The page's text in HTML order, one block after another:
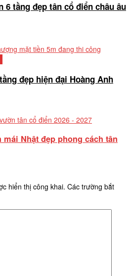
6 tầng đẹp tân cổ điển châu âu
đẹp hiện đại Hoàng Anh
Nhật đẹp phong cách tân
hiển thị công khai. Các trường bắt